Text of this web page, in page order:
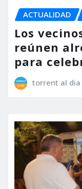
ACTUALIDAD
Los
reúnen
para
torrent al dia